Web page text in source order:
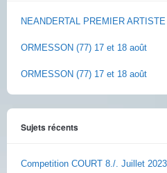
NEANDERTAL PREMIER
ORMESSON (77) 17 et 18 août
ORMESSON (77) 17 et 18 août
Sujets récents
Competition COURT 8./. Juillet 2023